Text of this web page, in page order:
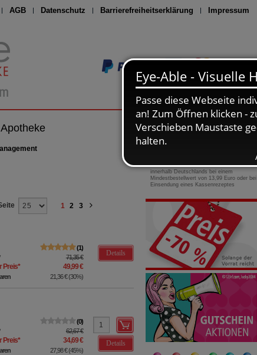
AGB Datenschutz Barrierefreiheitserklärung Impressum
Seite drucken
1 2 3
1
71,35 €
Preis* 49,99 €
21,36 €(30%)
Details
0
62,67 €
Preis* 34,69 €
27,98 €(45%)
Details
0800-10 11 422
gebührenfreie Rufnummer
innerhalb Deutschlands bei einem
Mindestbestellwert von 13,99 Euro oder bei
Einsendung eines Kassenrezeptes